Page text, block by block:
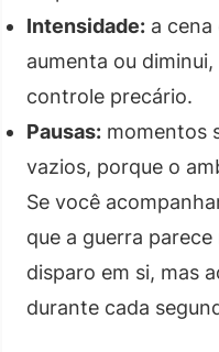
Intensidade: a
aumenta ou
controle precário.
Pausas: momentos
vazios, porque o
Se você
que a guerra parece
disparo em si, mas
durante cada